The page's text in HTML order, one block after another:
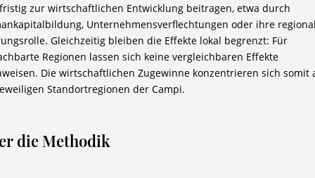
zur wirtschaftlichen Entwicklung beitragen, etwa durch
Unternehmensverflechtungen oder ihre
Gleichzeitig bleiben die Effekte lokal begrenzt: Für
Regionen lassen sich keine vergleichbaren Effekte
Die wirtschaftlichen Zugewinne konzentrieren sich somit
Standortregionen der Campi.
die Methodik